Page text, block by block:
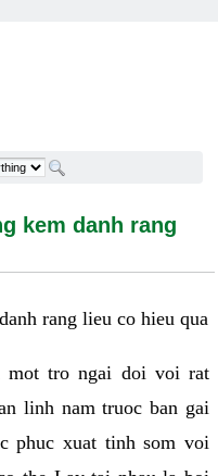
danh rang lieu co
kem danh rang
rang lieu co hieu qua
mot tro ngai doi voi rat
linh nam truoc ban gai
phuc xuat tinh som voi